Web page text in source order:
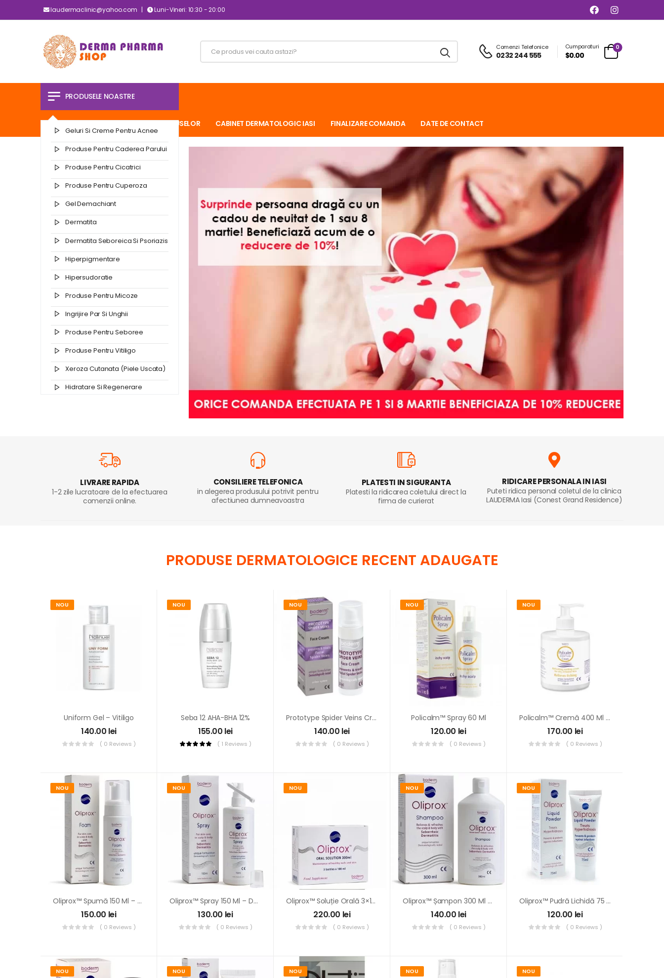
laudermaclinic@yahoo.com | Luni-Vineri: 10:30 - 20:00
Comenzi Telefonice
0232 244 555
Cumparaturi
$0.00
0
PRODUSELE NOASTRE
Geluri Si Creme Pentru Acnee
Produse Pentru Caderea Parului
Produse Pentru Cicatrici
Produse Pentru Cuperoza
Gel Demachiant
Dermatita
Dermatita Seboreica Si Psoriazis
Hiperpigmentare
Hipersudoratie
Produse Pentru Micoze
Ingrijire Par Si Unghii
Produse Pentru Seboree
Produse Pentru Vitiligo
Xeroza Cutanata (piele Uscata)
Hidratare Si Regenerare
PAGINA PRINCIPALA LIVRAREA PRODUSELOR CABINET DERMATOLOGIC IASI FINALIZARE COMANDA DATE DE CONTACT
LIVRARE RAPIDA
1-2 zile lucratoare de la efectuarea
comenzii online.
CONSILIERE TELEFONICA
in alegerea produsului potrivit pentru
afectiunea dumneavoastra
PLATESTI IN SIGURANTA
Platesti la ridicarea coletului direct la
firma de curierat
RIDICARE PERSONALA IN IASI
Puteti ridica personal coletul de la clinica
LAUDERMA Iasi (Conest Grand Residence)
PRODUSE DERMATOLOGICE RECENT ADAUGATE
NOU
Uniform Gel – Vitiligo
140.00 lei
( 0 Reviews )
NOU
Seba 12 AHA-BHA 12%
155.00 lei
( 1 Reviews )
NOU
Prototype Spider Veins Crema 30ml
140.00 lei
( 0 Reviews )
NOU
Policalm™ Spray 60 Ml
120.00 lei
( 0 Reviews )
NOU
Policalm™ Cremă 400 Ml – Reducere Prurit
170.00 lei
( 0 Reviews )
NOU
Oliprox™ Spumă 150 Ml – Dermatita Seboreica
150.00 lei
( 0 Reviews )
NOU
Oliprox™ Spray 150 Ml – Dermatita Seboreica
130.00 lei
( 0 Reviews )
NOU
Oliprox™ Soluție Orală 3×150 Ml
220.00 lei
( 0 Reviews )
NOU
Oliprox™ Șampon 300 Ml – Dermatita Seboreica
140.00 lei
( 0 Reviews )
NOU
Oliprox™ Pudră Lichidă 75 Ml – Hiperhidroza
120.00 lei
( 0 Reviews )
NOU NOU NOU NOU NOU